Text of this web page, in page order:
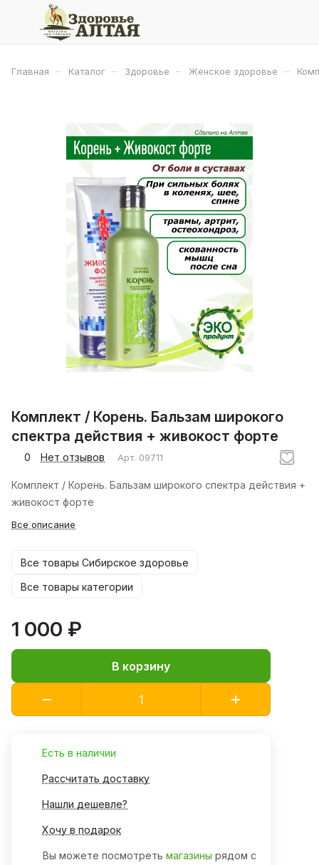
Главная – Каталог – Здоровье – Женское здоровье –
Комплект / Корень. Бальзам широкого
спектра действия + живокост форте
0 Нет отзывов Арт. 09711
Комплект / Корень. Бальзам широкого спектра действия +
живокост форте
Все описание
Все товары Сибирское здоровье
Все товары категории
1 000 ₽
В корзину
Есть в наличии
Рассчитать доставку
Нашли дешевле?
Хочу в подарок
Вы можете посмотреть магазины рядом с